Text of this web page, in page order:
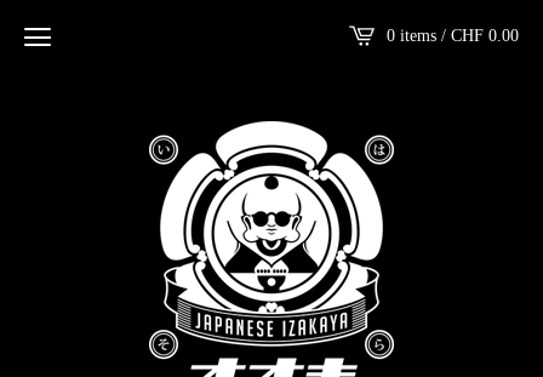
0 items / CHF 0.00